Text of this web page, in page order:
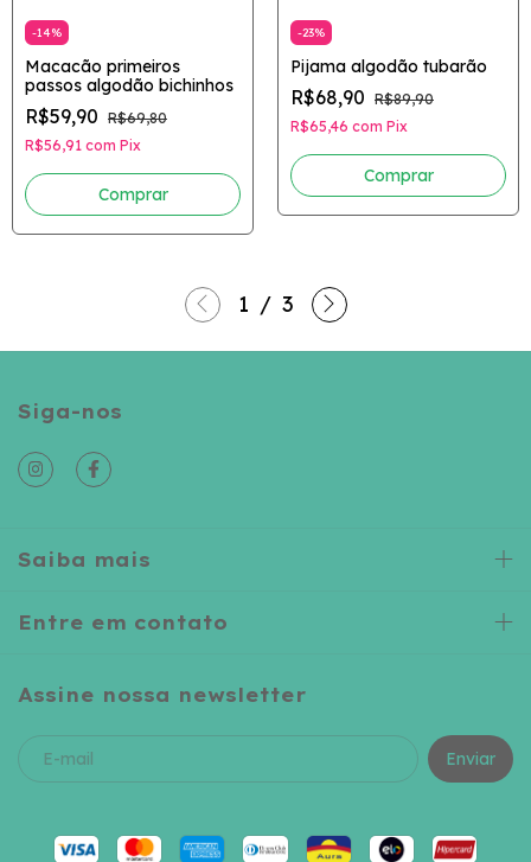
-14%
Macacão primeiros
passos algodão bichinhos
R$59,90 R$69,80
R$56,91 com Pix
Comprar
-23%
Pijama algodão tubarão
R$68,90 R$89,90
R$65,46 com Pix
Comprar
1 / 3
Siga-nos
Saiba mais
Entre em contato
Assine nossa newsletter